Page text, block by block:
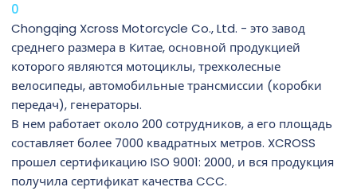
0
Chongqing Xcross Motorcycle Co., Ltd. - это завод
среднего размера в Китае, основной продукцией
которого являются мотоциклы, трехколесные
велосипеды, автомобильные трансмиссии (коробки
передач), генераторы.
В нем работает около 200 сотрудников, а его площадь
составляет более 7000 квадратных метров. XCROSS
прошел сертификацию ISO 9001: 2000, и вся продукция
получила сертификат качества CCC.